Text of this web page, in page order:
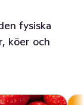
fysiska
köer och